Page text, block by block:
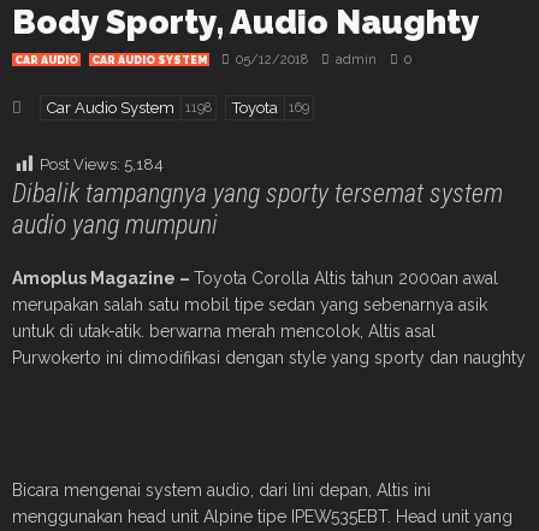
Body Sporty, Audio Naughty
CAR AUDIO CAR AUDIO SYSTEM 05/12/2018 admin 0
Car Audio System 1198 Toyota 169
Post Views: 5,184
Dibalik tampangnya yang sporty tersemat system
audio yang mumpuni
Amoplus Magazine – Toyota Corolla Altis tahun 2000an awal
merupakan salah satu mobil tipe sedan yang sebenarnya asik
untuk di utak-atik. berwarna merah mencolok, Altis asal
Purwokerto ini dimodifikasi dengan style yang sporty dan naughty
Bicara mengenai system audio, dari lini depan, Altis ini
menggunakan head unit Alpine tipe IPEW535EBT. Head unit yang